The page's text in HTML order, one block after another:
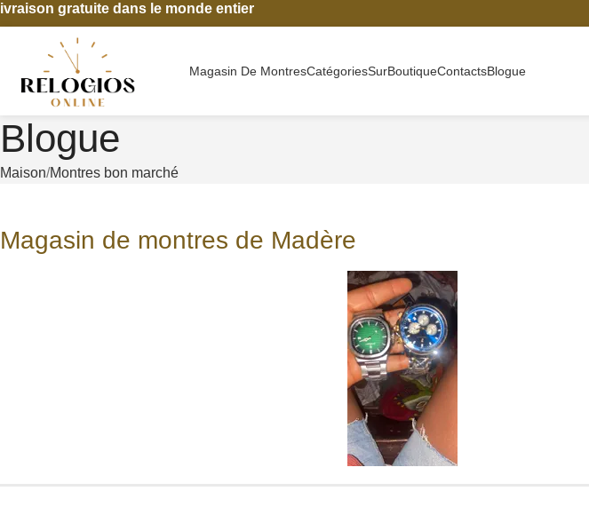
gratuite dans le monde entier
Magasin De MontresCatégoriesSurBoutiqueContactsBlogue
Blogue
Maison Montres bon marché
Magasin de montres de Madère